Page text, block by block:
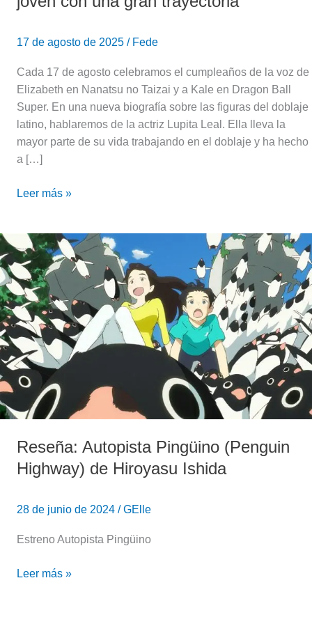
17 de agosto de 2025 / Fede
Cada 17 de agosto celebramos el cumpleaños de la voz de
Elizabeth en Nanatsu no Taizai y a Kale en Dragon Ball
Super. En una nueva biografía sobre las figuras del doblaje
latino, hablaremos de la actriz Lupita Leal. Ella lleva la
mayor parte de su vida trabajando en el doblaje y ha hecho
a […]
Leer más »
Reseña: Autopista Pingüino (Penguin
Highway) de Hiroyasu Ishida
28 de junio de 2024 /GElle
Estreno Autopista Pingüino
Reseña:
Autopista
Pingüino
(Penguin
Highway)
de
Hiroyasu
Ishida
Leer más »